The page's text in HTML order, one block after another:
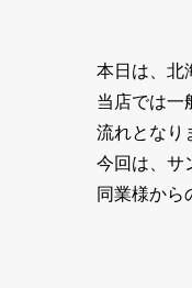
本日は、北
当店では一
流れとなり
今回は、サ
同業様から